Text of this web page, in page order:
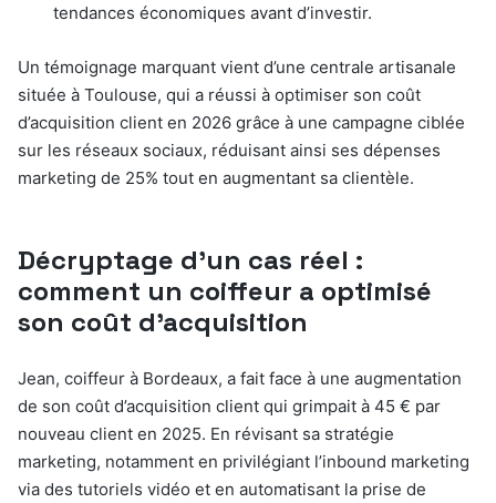
tendances économiques avant d’investir.
Un témoignage marquant vient d’une centrale artisanale
située à Toulouse, qui a réussi à optimiser son coût
d’acquisition client en 2026 grâce à une campagne ciblée
sur les réseaux sociaux, réduisant ainsi ses dépenses
marketing de 25% tout en augmentant sa clientèle.
Décryptage d’un cas réel :
comment un coiffeur a optimisé
son coût d’acquisition
Jean, coiffeur à Bordeaux, a fait face à une augmentation
de son coût d’acquisition client qui grimpait à 45 € par
nouveau client en 2025. En révisant sa stratégie
marketing, notamment en privilégiant l’inbound marketing
via des tutoriels vidéo et en automatisant la prise de